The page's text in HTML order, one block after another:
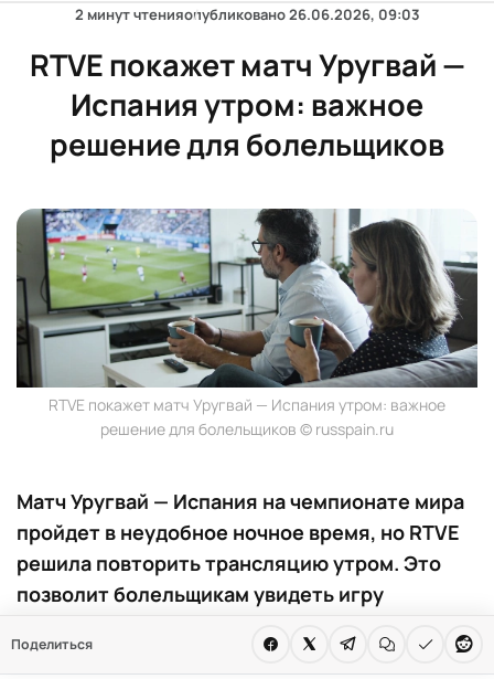
Поделиться
2 минут чтенияопубликовано26.06.2026, 09:03
RTVE покажет матч Уругвай —
Испания утром: важное
решение для болельщиков
RTVE покажет матч Уругвай — Испания утром: важное
решение для болельщиков © russpain.ru
Матч Уругвай — Испания на чемпионате мира
пройдет в неудобное ночное время, но RTVE
решила повторить трансляцию утром. Это
позволит болельщикам увидеть игру
часа ночи.